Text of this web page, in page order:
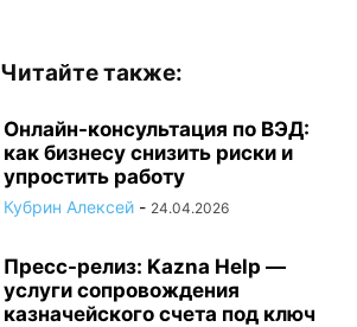
Читайте также:
Онлайн-консультация по ВЭД:
как бизнесу снизить риски и
упростить работу
Кубрин Алексей - 24.04.2026
Пресс-релиз: Kazna Help —
услуги сопровождения
казначейского счета под ключ